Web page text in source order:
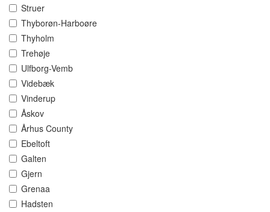
Struer
Thyborøn-Harboøre
Thyholm
Trehøje
Ulfborg-Vemb
Videbæk
Vinderup
Åskov
Århus County
Ebeltoft
Galten
Gjern
Grenaa
Hadsten